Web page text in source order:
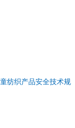
纺织产品安全技术规